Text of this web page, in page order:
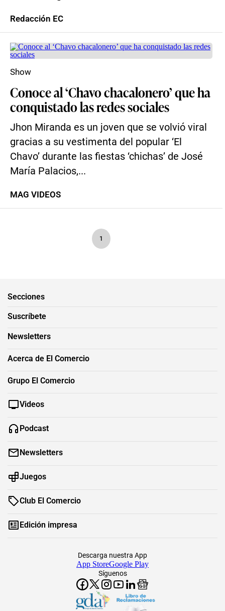
Redacción EC
Conoce al ‘Chavo chacalonero’ que ha
conquistado las redes sociales
Jhon Miranda es un joven que se volvió viral
gracias a su vestimenta del popular ‘El
Chavo’ durante las fiestas ‘chichas’ de José
María Palacios,...
Show
MAG VIDEOS
1
Secciones
Suscríbete
Newsletters
Acerca de El Comercio
Grupo El Comercio
Videos
Podcast
Newsletters
Juegos
Club El Comercio
Edición impresa
Síguenos
Descarga nuestra App
App StoreGoogle Play